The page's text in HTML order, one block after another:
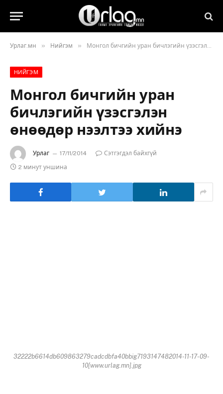
Урлаг.мн » Нийгэм » Монгол бичгийн уран бичлэгийн үзэсгэлэн өнөөдөр нээлтээ хийнэ
НИЙГЭМ
Монгол бичгийн уран
бичлэгийн үзэсгэлэн
өнөөдөр нээлтээ хийнэ
Урлаг 17/11/2014
Сэтгэгдэл байхгүй
2 минут уншина
32222b6614db609863279cadcdbfa40bbig7193147482014-11-17-09-
10[www.urlag.mn].jpg